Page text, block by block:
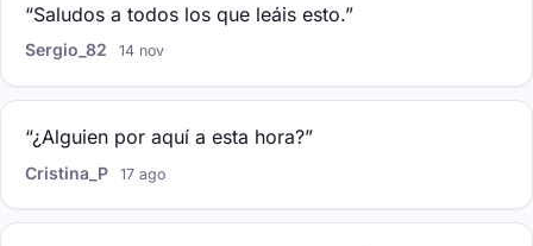
“Saludos a todos los que leáis esto.”
Sergio_82 14 nov
“¿Alguien por aquí a esta hora?”
Cristina_P 17 ago